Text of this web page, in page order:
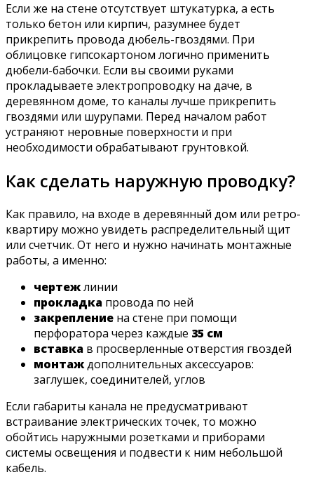
Если же на стене отсутствует штукатурка, а есть
только бетон или кирпич, разумнее будет
прикрепить провода дюбель-гвоздями. При
облицовке гипсокартоном логично применить
дюбели-бабочки. Если вы своими руками
прокладываете электропроводку на даче, в
деревянном доме, то каналы лучше прикрепить
гвоздями или шурупами. Перед началом работ
устраняют неровные поверхности и при
необходимости обрабатывают грунтовкой.
Как сделать наружную проводку?
Как правило, на входе в деревянный дом или ретро-
квартиру можно увидеть распределительный щит
или счетчик. От него и нужно начинать монтажные
работы, а именно:
чертежлинии
прокладка провода по ней
закрепление на стене при помощи
перфоратора через каждые 35 см
вставка в просверленные отверстия гвоздей
монтаждополнительных аксессуаров:
заглушек, соединителей, углов
Если габариты канала не предусматривают
встраивание электрических точек, то можно
обойтись наружными розетками и приборами
системы освещения и подвести к ним небольшой
кабель.